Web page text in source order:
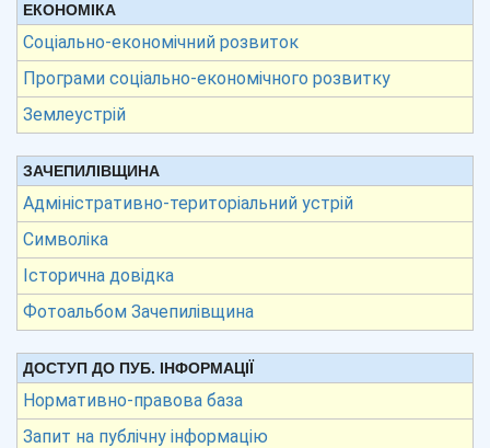
ЕКОНОМІКА
Соціально-економічний розвиток
Програми соціально-економічного розвитку
Землеустрій
ЗАЧЕПИЛІВЩИНА
Адміністративно-територіальний устрій
Символіка
Історична довідка
Фотоальбом Зачепилівщина
ДОСТУП ДО ПУБ. ІНФОРМАЦІЇ
Нормативно-правова база
Запит на публічну інформацію